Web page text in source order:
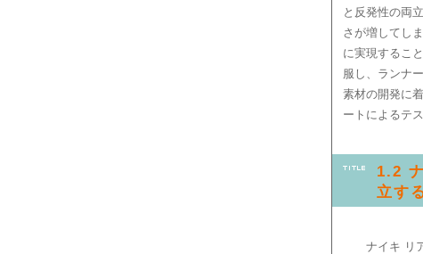
と反発性の両
さが増してし
に実現するこ
服し、ランナ
素材の開発に
ートによるテ
1.2
立す
ナイキ リ